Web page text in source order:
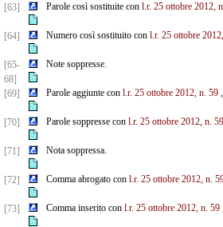
[63] Parole così sostituite con l.r. 25 ottobre 2012,
[64] Numero così sostituito con l.r. 25 ottobre
[65-
68]
Note soppresse.
[69] Parole aggiunte con l.r. 25 ottobre 2012, n. 59,
[70] Parole soppresse con l.r. 25 ottobre 2012, n. 59
[71] Nota soppressa.
[72] Comma abrogato con l.r. 25 ottobre 2012, n.
[73] Comma inserito con l.r. 25 ottobre 2012, n. 59